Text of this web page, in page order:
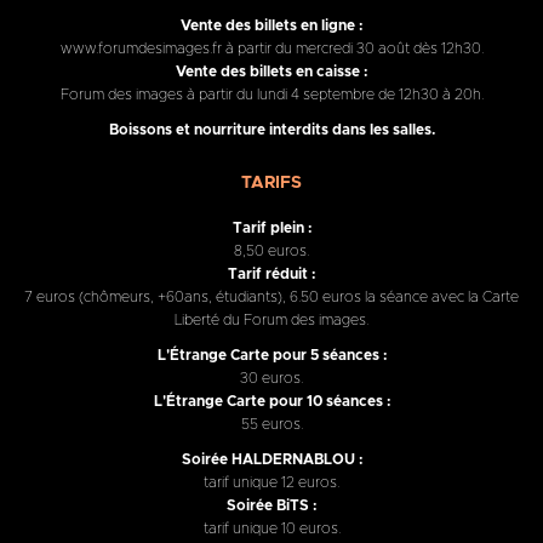
Vente des billets en ligne :
www.forumdesimages.fr à partir du mercredi 30 août dès 12h30.
Vente des billets en caisse :
Forum des images à partir du lundi 4 septembre de 12h30 à 20h.
Boissons et nourriture interdits dans les salles.
TARIFS
Tarif plein :
8,50 euros.
Tarif réduit :
7 euros (chômeurs, +60ans, étudiants), 6.50 euros la séance avec la Carte
Liberté du Forum des images.
L'Étrange Carte pour 5 séances :
30 euros.
L'Étrange Carte pour 10 séances :
55 euros.
Soirée HALDERNABLOU :
tarif unique 12 euros.
Soirée BiTS :
tarif unique 10 euros.